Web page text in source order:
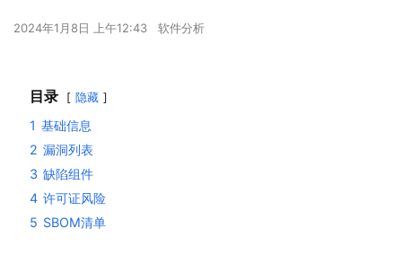
2024年1月8日 上午12:43 软件分析
目录 隐藏
1 基础信息
2 漏洞列表
3 缺陷组件
4 许可证风险
5 SBOM清单